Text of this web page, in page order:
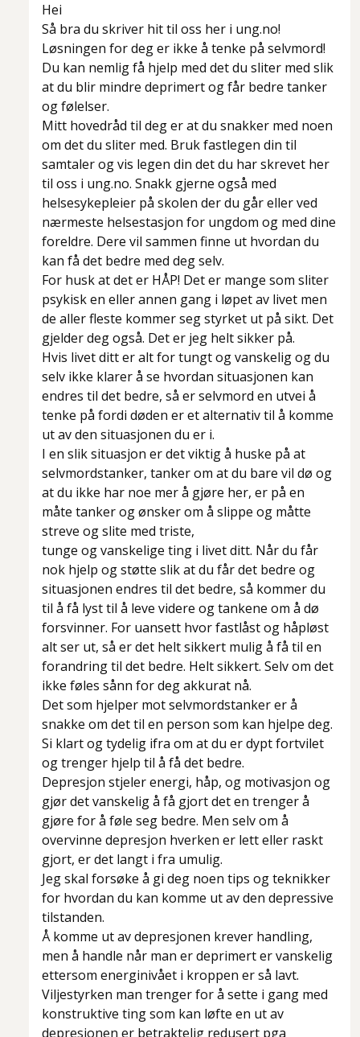
Hei
Så bra du skriver hit til oss her i ung.no!
Løsningen for deg er ikke å tenke på selvmord!
Du kan nemlig få hjelp med det du sliter med slik
at du blir mindre deprimert og får bedre tanker
og følelser.
Mitt hovedråd til deg er at du snakker med noen
om det du sliter med. Bruk fastlegen din til
samtaler og vis legen din det du har skrevet her
til oss i ung.no. Snakk gjerne også med
helsesykepleier på skolen der du går eller ved
nærmeste helsestasjon for ungdom og med dine
foreldre. Dere vil sammen finne ut hvordan du
kan få det bedre med deg selv.
For husk at det er HÅP! Det er mange som sliter
psykisk en eller annen gang i løpet av livet men
de aller fleste kommer seg styrket ut på sikt. Det
gjelder deg også. Det er jeg helt sikker på.
Hvis livet ditt er alt for tungt og vanskelig og du
selv ikke klarer å se hvordan situasjonen kan
endres til det bedre, så er selvmord en utvei å
tenke på fordi døden er et alternativ til å komme
ut av den situasjonen du er i.
I en slik situasjon er det viktig å huske på at
selvmordstanker, tanker om at du bare vil dø og
at du ikke har noe mer å gjøre her, er på en
måte tanker og ønsker om å slippe og måtte
streve og slite med triste,
tunge og vanskelige ting i livet ditt. Når du får
nok hjelp og støtte slik at du får det bedre og
situasjonen endres til det bedre, så kommer du
til å få lyst til å leve videre og tankene om å dø
forsvinner. For uansett hvor fastlåst og håpløst
alt ser ut, så er det helt sikkert mulig å få til en
forandring til det bedre. Helt sikkert. Selv om det
ikke føles sånn for deg akkurat nå.
Det som hjelper mot selvmordstanker er å
snakke om det til en person som kan hjelpe deg.
Si klart og tydelig ifra om at du er dypt fortvilet
og trenger hjelp til å få det bedre.
Depresjon stjeler energi, håp, og motivasjon og
gjør det vanskelig å få gjort det en trenger å
gjøre for å føle seg bedre. Men selv om å
overvinne depresjon hverken er lett eller raskt
gjort, er det langt i fra umulig.
Jeg skal forsøke å gi deg noen tips og teknikker
for hvordan du kan komme ut av den depressive
tilstanden.
Å komme ut av depresjonen krever handling,
men å handle når man er deprimert er vanskelig
ettersom energinivået i kroppen er så lavt.
Viljestyrken man trenger for å sette i gang med
konstruktive ting som kan løfte en ut av
depresjonen er betraktelig redusert pga